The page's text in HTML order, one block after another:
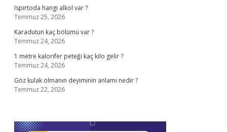
Ispirtoda hangi alkol var ?
Temmuz 25, 2026
Karadutun kaç bölümü var ?
Temmuz 24, 2026
1 metre kalorifer peteği kaç kilo gelir ?
Temmuz 24, 2026
Göz kulak olmanın deyiminin anlamı nedir ?
Temmuz 22, 2026